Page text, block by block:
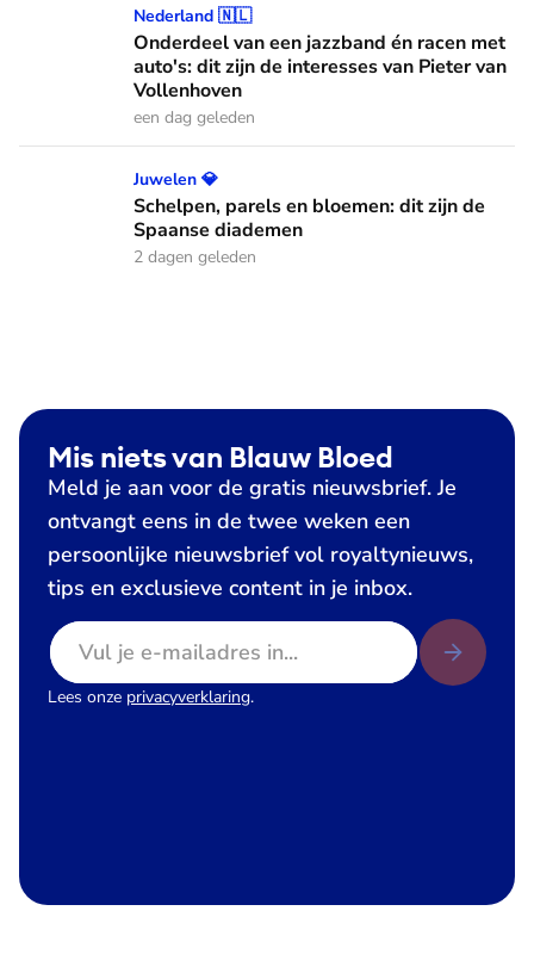
Onderdeel van een jazzband én racen met auto's: dit zijn
Nederland 🇳🇱
Onderdeel van een jazzband én racen met
auto's: dit zijn de interesses van Pieter van
Vollenhoven
een dag geleden
Schelpen, parels en bloemen: dit zijn de Spaanse diademen
Juwelen 💎
Schelpen, parels en bloemen: dit zijn de
Spaanse diademen
2 dagen geleden
Mis niets van Blauw Bloed
Meld je aan voor de gratis nieuwsbrief. Je
ontvangt eens in de twee weken een
persoonlijke nieuwsbrief vol royaltynieuws,
tips en exclusieve content in je inbox.
E-mailadres
Lees onze privacyverklaring.